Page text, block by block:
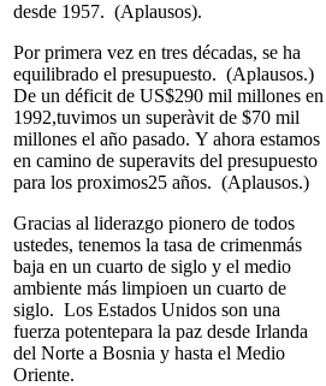
desde 1957. (Aplausos).
Por primera vez en tres décadas, se ha
equilibrado el presupuesto. (Aplausos.)
De un déficit de US$290 mil millones en
1992,tuvimos un superàvit de $70 mil
millones el año pasado. Y ahora estamos
en camino de superavits del presupuesto
para los proximos25 años. (Aplausos.)
Gracias al liderazgo pionero de todos
ustedes, tenemos la tasa de crimenmás
baja en un cuarto de siglo y el medio
ambiente más limpioen un cuarto de
siglo. Los Estados Unidos son una
fuerza potentepara la paz desde Irlanda
del Norte a Bosnia y hasta el Medio
Oriente.